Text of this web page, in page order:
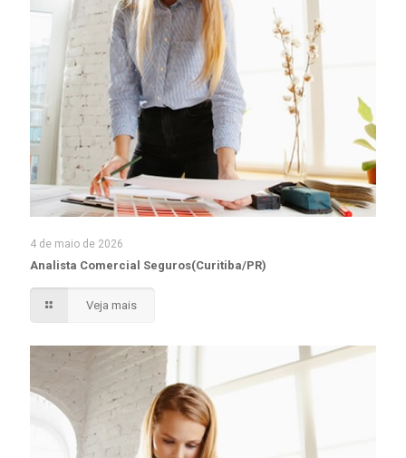
4 de maio de 2026
Analista Comercial Seguros(Curitiba/PR)
Veja mais